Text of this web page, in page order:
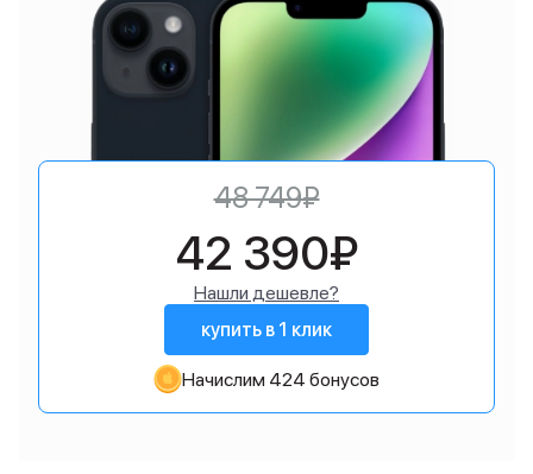
48 749₽
42 390₽
Нашли дешевле?
купить в 1 клик
Начислим 424 бонусов